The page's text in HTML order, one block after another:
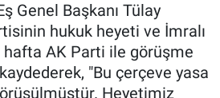
Genel Başkanı Tülay
hukuk heyeti ve İmralı
AK Parti ile görüşme
"Bu çerçeve yasa
Heyetimiz